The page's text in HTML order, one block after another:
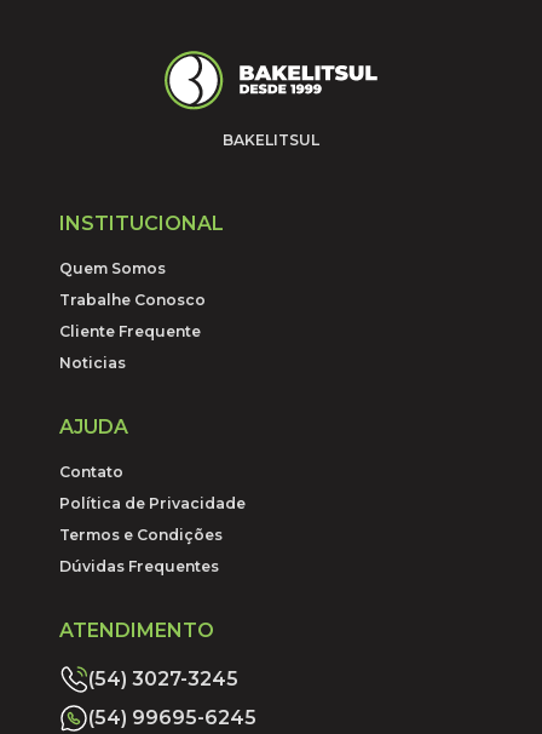
BAKELITSUL
INSTITUCIONAL
Quem Somos
Trabalhe Conosco
Cliente Frequente
Noticias
AJUDA
Contato
Política de Privacidade
Termos e Condições
Dúvidas Frequentes
ATENDIMENTO
(54) 3027-3245
(54) 99695-6245